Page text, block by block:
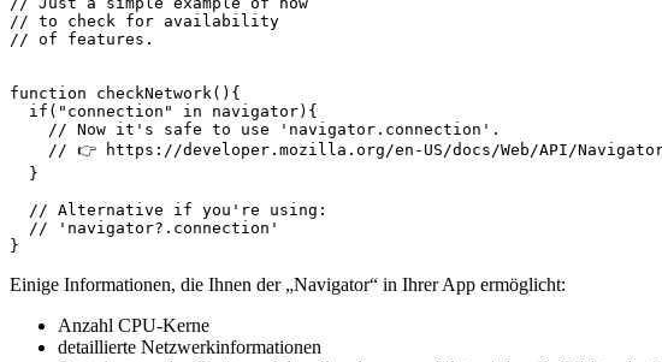
Wie Sie in allen Beispielen in der MDN-Dokumentation sehen werden, müssen Sie
// Just a simple example of how
// of features.
function checkNetwork(){
  if("connection" in navigator){
    // Now it's safe to use 'navigator.connection'.
// 👉 https://developer.mozilla.org/en-US/docs/Web/API/
  }
  // Alternative if you're using:
  // 'navigator?.connection'
Einige Informationen, die Ihnen der „Navigator“ in Ihrer App ermöglicht: